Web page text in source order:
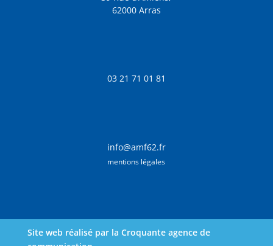
62000 Arras
03 21 71 01 81
info@amf62.fr
mentions légales
Site web réalisé par la Croquante agence de